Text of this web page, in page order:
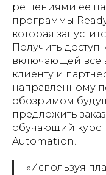
решениями ее
программы
которая
Получить
включающей все
клиенту и
направленному
обозримом
предложить
обучающий курс
Automation.
«Используя